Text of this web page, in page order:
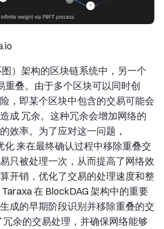
）架构的区块链系统中，另一个
重叠。由于多个区块可以同时创
，即某个区块中包含的交易可能会
成 冗余。这种冗余会增加网络的
效率。为了应对这一问题，
化 来在最终确认过程中移除重叠交
只被处理一次，从而提高了网络效
开销，优化了交易的处理速度和整
在 BlockDAG 架构中的重要
成的早期阶段识别并移除重叠的交
余的交易处理，并确保网络能够